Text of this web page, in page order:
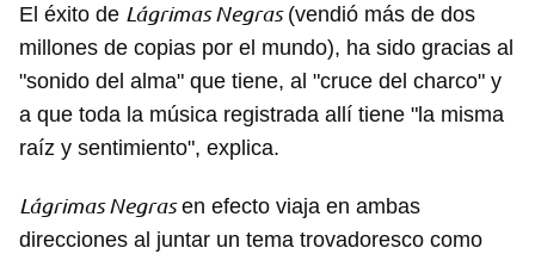
El éxito de Lágrimas Negras(vendió más de dos
millones de copias por el mundo), ha sido gracias al
"sonido del alma" que tiene, al "cruce del charco" y
a que toda la música registrada allí tiene "la misma
raíz y sentimiento", explica.
Lágrimas Negrasen efecto viaja en ambas
direcciones al juntar un tema trovadoresco como